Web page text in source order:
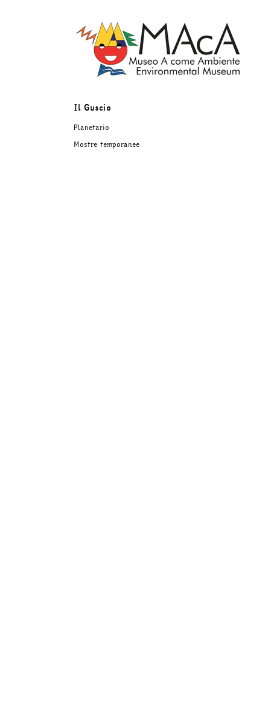
Il Guscio
Planetario
Mostre temporanee